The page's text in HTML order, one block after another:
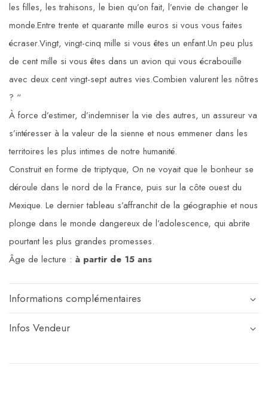
les filles, les trahisons, le bien qu’on fait, l’envie de changer le
monde.Entre trente et quarante mille euros si vous vous faites
écraser.Vingt, vingt-cinq mille si vous êtes un enfant.Un peu plus
de cent mille si vous êtes dans un avion qui vous écrabouille
avec deux cent vingt-sept autres vies.Combien valurent les nôtres
? “
À force d’estimer, d’indemniser la vie des autres, un assureur va
s’intéresser à la valeur de la sienne et nous emmener dans les
territoires les plus intimes de notre humanité.
Construit en forme de triptyque, On ne voyait que le bonheur se
déroule dans le nord de la France, puis sur la côte ouest du
Mexique. Le dernier tableau s’affranchit de la géographie et nous
plonge dans le monde dangereux de l’adolescence, qui abrite
pourtant les plus grandes promesses.
Âge de lecture : à partir de 15 ans
Informations complémentaires
Infos Vendeur